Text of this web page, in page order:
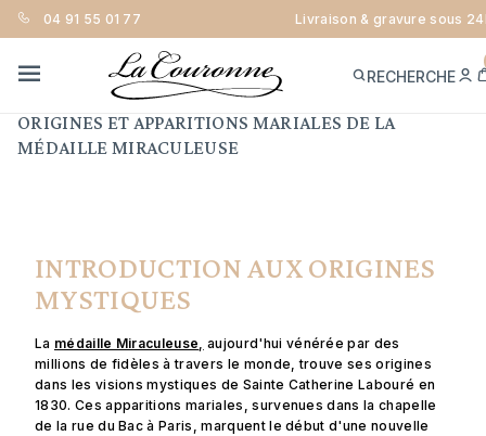
04 91 55 01 77 Livraison & gravure sous
RECHERCHE
LA PUISSANCE DE LA MÉDAILLE
MIRACULEUSE
ORIGINES ET APPARITIONS MARIALES DE LA
MÉDAILLE MIRACULEUSE
INTRODUCTION AUX ORIGINES
MYSTIQUES
La médaille Miraculeuse aujourd'hui vénérée par des
millions de fidèles à travers le monde, trouve ses origines
dans les visions mystiques de Sainte Catherine Labouré en
1830. Ces apparitions mariales, survenues dans la chapelle
de la rue du Bac à Paris, marquent le début d'une nouvelle